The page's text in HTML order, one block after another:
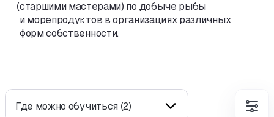
(старшими мастерами) по добыче рыбы
и морепродуктов в организациях различных
форм собственности.
Где можно обучиться (2)